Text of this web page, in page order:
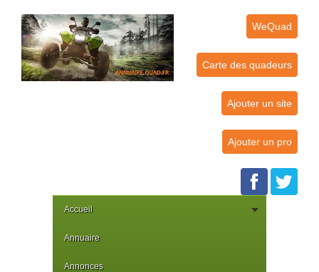
WeQuad
Carte des quadeurs
Ajouter un site
Ajouter un pro
Accueil
Annuaire
Annonces